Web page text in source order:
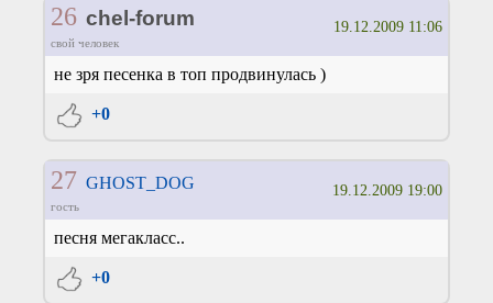
26 chel-forum
свой человек
19.12.2009 11:06
не зря песенка в топ продвинулась )
+0
27 GHOST_DOG
гость
19.12.2009 19:00
песня мегакласс..
+0